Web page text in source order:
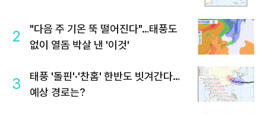
2
"다음 주 기온 뚝 떨어진다"…태풍도
없이 열돔 박살 낸 '이것'
3
태풍 '돌핀'·'찬홈' 한반도 빗겨간다…
예상 경로는?